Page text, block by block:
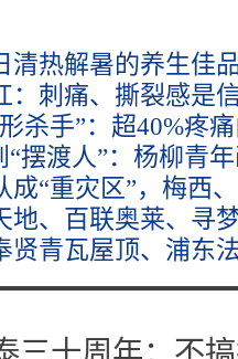
清热解暑的养生佳
：刺痛、撕裂感是
杀手”：超40%疼
“摆渡人”：杨柳青
成“重灾区”，梅西
地、百联奥莱、寻
贤青瓦屋顶、浦东